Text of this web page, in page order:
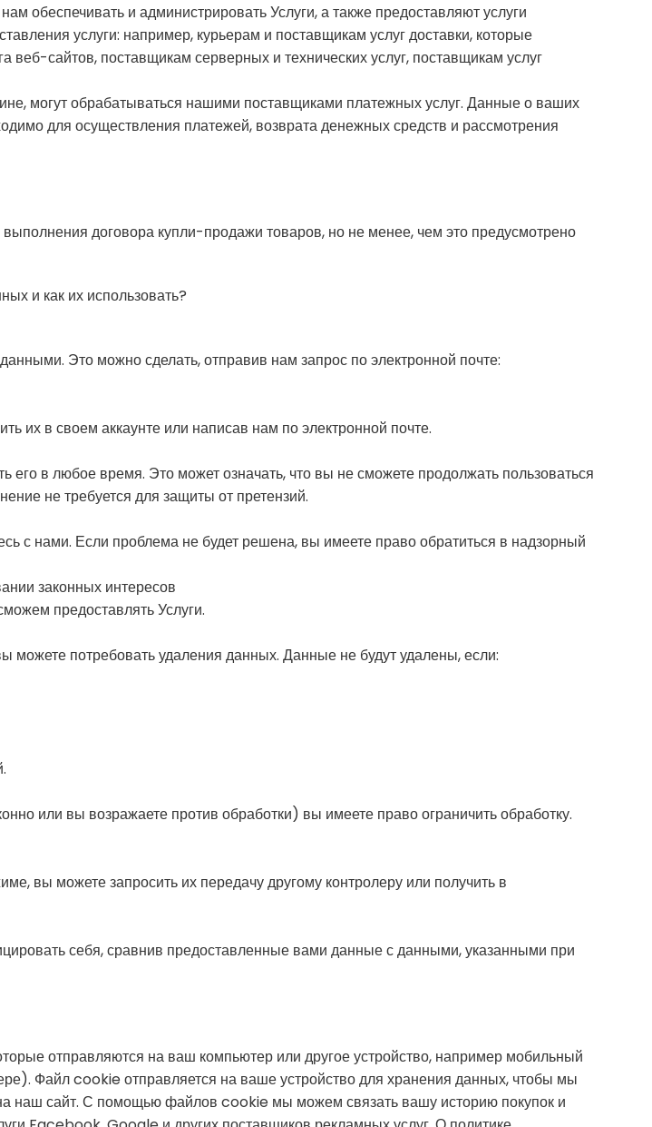
обеспечивать и администрировать Услуги, а также предоставляют услуги
услуги: например, курьерам и поставщикам услуг доставки, которые
сайтов, поставщикам серверных и технических услуг, поставщикам услуг
могут обрабатываться нашими поставщиками платежных услуг. Данные о ваших
для осуществления платежей, возврата денежных средств и рассмотрения
договора купли-продажи товаров, но не менее, чем это предусмотрено
и как их использовать?
Это можно сделать, отправив нам запрос по электронной почте:
их в своем аккаунте или написав нам по электронной почте.
его в любое время. Это может означать, что вы не сможете продолжать пользоваться
не требуется для защиты от претензий.
с нами. Если проблема не будет решена, вы имеете право обратиться в надзорный
законных интересов
предоставлять Услуги.
можете потребовать удаления данных. Данные не будут удалены, если:
или вы возражаете против обработки) вы имеете право ограничить обработку.
вы можете запросить их передачу другому контролеру или получить в
себя, сравнив предоставленные вами данные с данными, указанными при
отправляются на ваш компьютер или другое устройство, например мобильный
Файл cookie отправляется на ваше устройство для хранения данных, чтобы мы
наш сайт. С помощью файлов cookie мы можем связать вашу историю покупок и